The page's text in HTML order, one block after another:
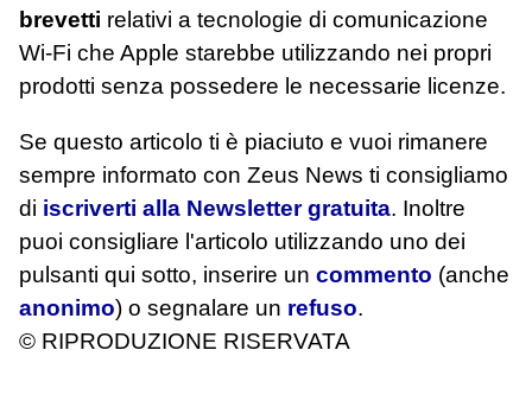
brevetti relativi a tecnologie di comunicazione
Wi-Fi che Apple starebbe utilizzando nei propri
prodotti senza possedere le necessarie licenze.
Se questo articolo ti è piaciuto e vuoi rimanere
sempre informato con Zeus News ti consigliamo
di iscriverti alla Newsletter gratuita. Inoltre
puoi consigliare l'articolo utilizzando uno dei
pulsanti qui sotto, inserire un commento (anche
anonimo) o segnalare un refuso.
© RIPRODUZIONE RISERVATA